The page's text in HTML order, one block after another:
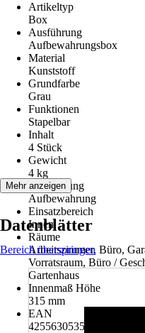
Artikeltyp
Box
Ausführung
Aufbewahrungsbox
Material
Kunststoff
Grundfarbe
Grau
Funktionen
Stapelbar
Inhalt
4 Stück
Gewicht
4 kg
Anwendung
Aufbewahrung
Einsatzbereich
Innen
Räume
Arbeitszimmer, Büro,
Vorratsraum, Büro /
Gartenhaus
Innenmaß Höhe
315 mm
EAN
4255630535989
Mehr anzeigen
Datenblätter
Bereich überspringen